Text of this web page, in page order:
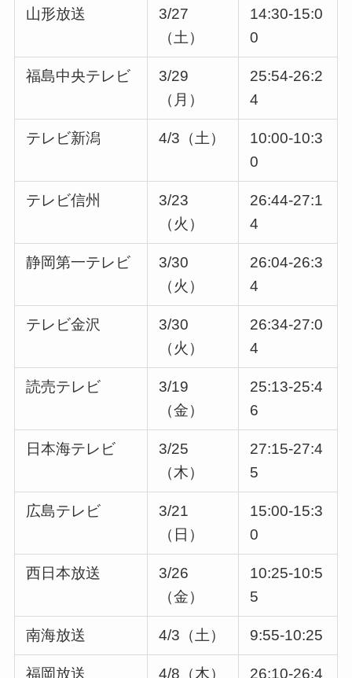
山形放送
3/27
（土）
14:30-15:0
0
福島中央テレビ
3/29
（月）
25:54-26:2
4
テレビ新潟 4/3（土）
10:00-10:3
0
テレビ信州
3/23
（火）
26:44-27:1
4
静岡第一テレビ
3/30
（火）
26:04-26:3
4
テレビ金沢
3/30
（火）
26:34-27:0
4
読売テレビ
3/19
（金）
25:13-25:4
6
日本海テレビ
3/25
（木）
27:15-27:4
5
広島テレビ
3/21
（日）
15:00-15:3
0
西日本放送
3/26
（金）
10:25-10:5
5
南海放送 4/3（土） 9:55-10:25
福岡放送 4/8（木） 26:10-26:4